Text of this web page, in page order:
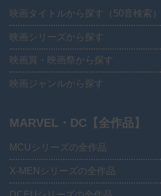
映画タイトルから探す（50音検索）
映画シリーズから探す
映画賞・映画祭から探す
映画ジャンルから探す
MARVEL・DC【全作品】
MCUシリーズの全作品
X-MENシリーズの全作品